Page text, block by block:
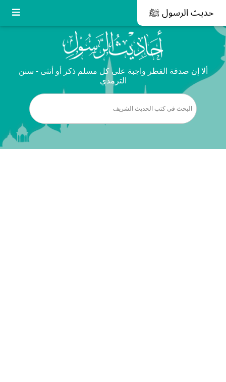
حديث الرسول ﷺ
ألا إن صدقة الفطر واجبة على كل مسلم ذكر أو أنثى - سنن
الترمذي